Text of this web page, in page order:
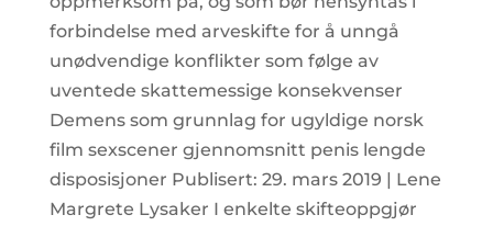
forbindelse med arveskifte for å unngå
unødvendige konflikter som følge av
uventede skattemessige konsekvenser
Demens som grunnlag for ugyldige norsk
film sexscener gjennomsnitt penis lengde
disposisjoner Publisert: 29. mars 2019 | Lene
Margrete Lysaker I enkelte skifteoppgjør